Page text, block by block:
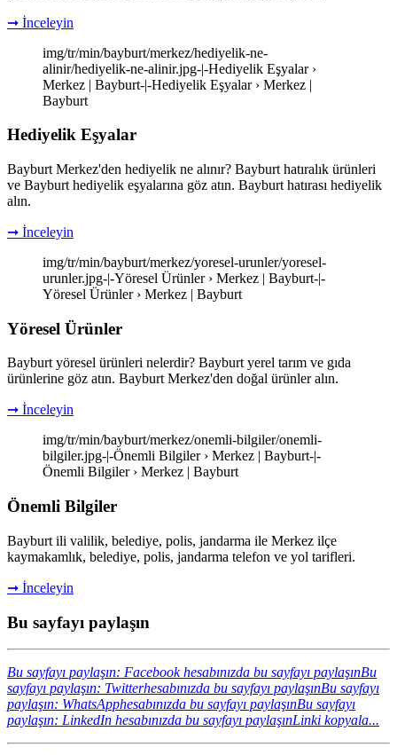
➞ İnceleyin
img/tr/min/bayburt/merkez/hediyelik-ne-
alinir/hediyelik-ne-alinir.jpg-|-Hediyelik Eşyalar ›
Merkez | Bayburt-|-Hediyelik Eşyalar › Merkez |
Bayburt
Hediyelik Eşyalar
Bayburt Merkez'den hediyelik ne alınır? Bayburt hatıralık ürünleri
ve Bayburt hediyelik eşyalarına göz atın. Bayburt hatırası hediyelik
alın.
➞ İnceleyin
img/tr/min/bayburt/merkez/yoresel-urunler/yoresel-
urunler.jpg-|-Yöresel Ürünler › Merkez | Bayburt-|-
Yöresel Ürünler › Merkez | Bayburt
Yöresel Ürünler
Bayburt yöresel ürünleri nelerdir? Bayburt yerel tarım ve gıda
ürünlerine göz atın. Bayburt Merkez'den doğal ürünler alın.
➞ İnceleyin
img/tr/min/bayburt/merkez/onemli-bilgiler/onemli-
bilgiler.jpg-|-Önemli Bilgiler › Merkez | Bayburt-|-
Önemli Bilgiler › Merkez | Bayburt
Önemli Bilgiler
Bayburt ili valilik, belediye, polis, jandarma ile Merkez ilçe
kaymakamlık, belediye, polis, jandarma telefon ve yol tarifleri.
➞ İnceleyin
Bu sayfayı paylaşın
Bu sayfayı paylaşın: Facebook hesabınızda bu sayfayı paylaşınBu
sayfayı paylaşın: Twitterhesabınızda bu sayfayı paylaşınBu sayfayı
paylaşın: WhatsApphesabınızda bu sayfayı paylaşınBu sayfayı
paylaşın: LinkedIn hesabınızda bu sayfayı paylaşınLinki kopyala...